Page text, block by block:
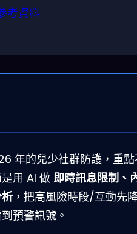
考資料
年的兒少社群防護，重
是用 AI 做 即時訊息限制、
，把高風險時段/互動先
預警訊號。